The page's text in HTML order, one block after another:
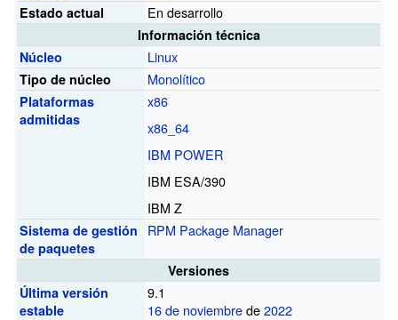
Estado actual En desarrollo
Información técnica
Núcleo
Linux
Tipo de núcleo Monolítico
Plataformas
admitidas
x86
x86_64
IBM POWER
IBM ESA/390
IBM Z
Sistema de gestión
de paquetes
RPM Package Manager
Versiones
Última versión
estable
9.1
16 de noviembrede2022